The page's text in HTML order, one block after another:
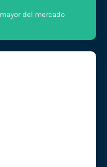
del mercado